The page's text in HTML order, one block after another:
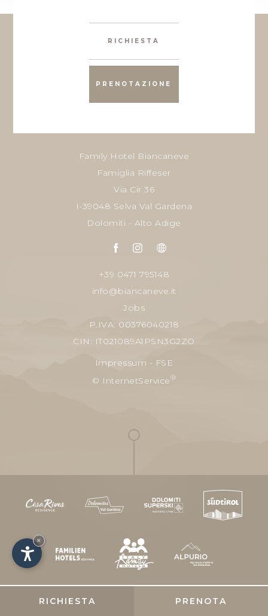
RICHIESTA PRENOTA
RICHIESTA
PRENOTAZIONE
Family Hotel Biancaneve
Famiglia Riffeser
Via Cir 36
I-39048 Selva Val Gardena
Dolomiti - Alto Adige
+39 0471 795148
info@biancaneve.it
Jobs
P.IVA: 00376040218
CIN: IT021089A1PSN3G2ZO
Impressum - FSE
© InternetService®
×